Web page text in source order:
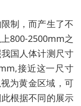
制，而产生了不
800-2500mm之
国人体计测尺寸
接近这一尺寸
为黄金区域，可
根据不同的展示